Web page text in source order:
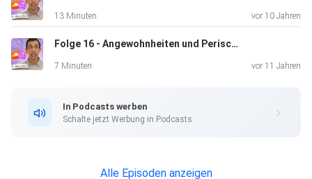
13 Minuten vor 10 Jahren
Folge 16 - Angewohnheiten und Periscope (Dies und Das - Teil 2)
7 Minuten vor 11 Jahren
In Podcasts werben
Schalte jetzt Werbung in Podcasts.
Alle Episoden anzeigen